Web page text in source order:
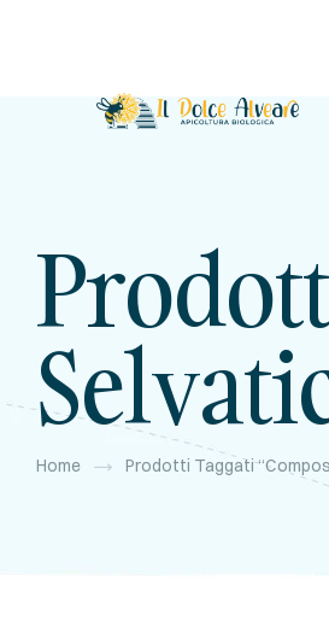
Home Prodotti Taggati